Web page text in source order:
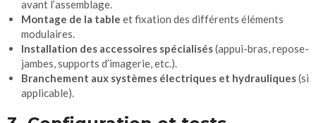
avant l’assemblage.
Montage de la table et fixation des différents éléments
modulaires.
Installation des accessoires spécialisés(appui-bras, repose-
jambes, supports d’imagerie, etc.).
Branchement aux systèmes électriques et hydrauliques(si
applicable).